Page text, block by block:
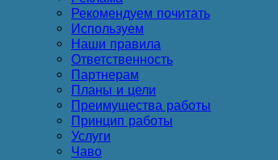
Рекомендуем почитать
Используем
Наши правила
Ответственность
Партнерам
Планы и цели
Преимущества работы
Принцип работы
Услуги
Чаво